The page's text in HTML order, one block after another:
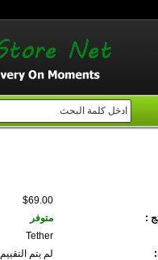
$69.00
:
متوفر
Tether
لم يتم التقييم